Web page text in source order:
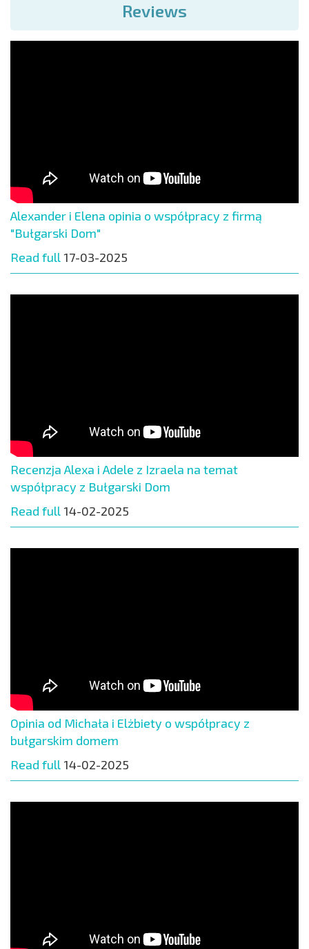
Reviews
Alexander i Elena opinia o współpracy z firmą
"Bułgarski Dom"
Read full 17-03-2025
Recenzja Alexa i Adele z Izraela na temat
współpracy z Bułgarski Dom
Read full 14-02-2025
Opinia od Michała i Elżbiety o współpracy z
bułgarskim domem
Read full 14-02-2025